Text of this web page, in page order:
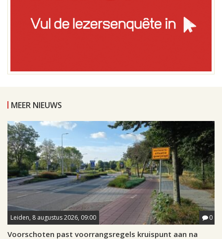
MEER NIEUWS
Leiden, 8 augustus 2026, 09:00 0
Voorschoten past voorrangsregels kruispunt aan na